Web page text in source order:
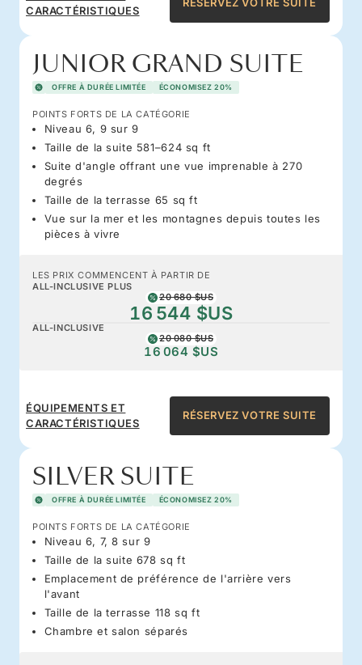
CARACTÉRISTIQUES
JUNIOR GRAND SUITE
OFFRE À DURÉE LIMITÉE ÉCONOMISEZ 20%
POINTS FORTS DE LA CATÉGORIE
Niveau 6, 9 sur 9
Taille de la suite 581–624 sq ft
Suite d'angle offrant une vue imprenable à 270
degrés
Taille de la terrasse 65 sq ft
Vue sur la mer et les montagnes depuis toutes les
pièces à vivre
LES PRIX COMMENCENT À PARTIR DE
ALL-INCLUSIVE PLUS
20 680 $US
16 544 $US
ALL-INCLUSIVE
20 080 $US
16 064 $US
ÉQUIPEMENTS ET
CARACTÉRISTIQUES
RÉSERVEZ VOTRE SUITE
SILVER SUITE
OFFRE À DURÉE LIMITÉE ÉCONOMISEZ 20%
POINTS FORTS DE LA CATÉGORIE
Niveau 6, 7, 8 sur 9
Taille de la suite 678 sq ft
Emplacement de préférence de l'arrière vers
l'avant
Taille de la terrasse 118 sq ft
Chambre et salon séparés